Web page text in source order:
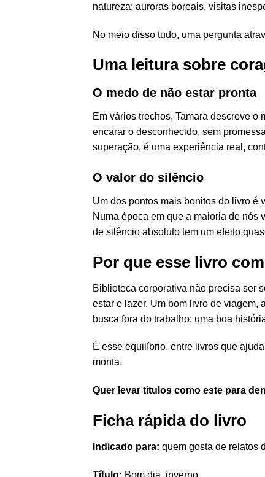
natureza: auroras boreais, visitas
No meio disso tudo, uma pergunta
Uma leitura sobre
O medo de não estar pronta
Em vários trechos, Tamara descreve
encarar o desconhecido, sem
superação, é uma experiência real,
O valor do silêncio
Um dos pontos mais bonitos do livro é
Numa época em que a maioria de nós
de silêncio absoluto tem um efeito
Por que esse livro
Biblioteca corporativa não precisa ser
estar e lazer. Um bom livro de
busca fora do trabalho: uma boa
É esse equilíbrio, entre livros que
monta.
Quer levar títulos como este para
Ficha rápida do livro
Indicado para: quem gosta de relatos
Título: Bom dia, inverno